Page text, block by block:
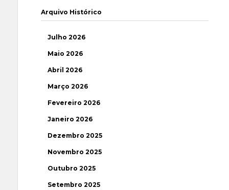
Arquivo Histórico
Julho 2026
Maio 2026
Abril 2026
Março 2026
Fevereiro 2026
Janeiro 2026
Dezembro 2025
Novembro 2025
Outubro 2025
Setembro 2025